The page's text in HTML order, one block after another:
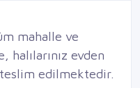
mahalle ve
halılarınız evden
edilmektedir.